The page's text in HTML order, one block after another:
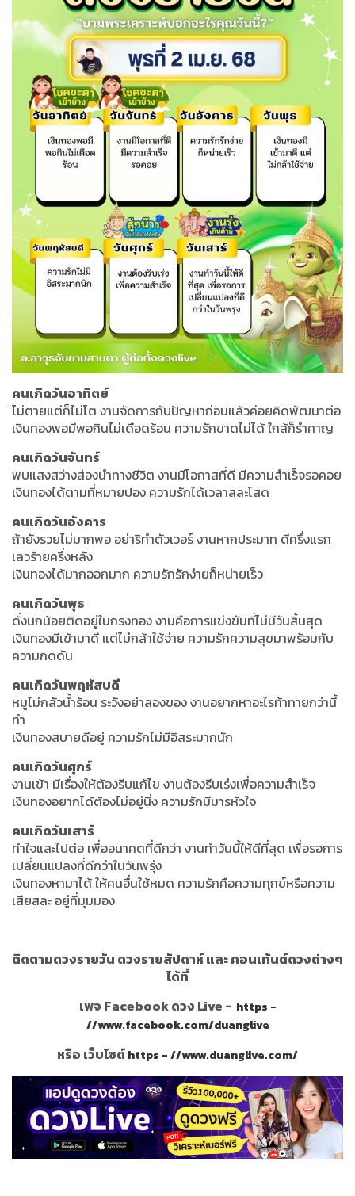
คนเกิดวันอาทิตย์
ไม่ตายแต่ก็ไม่โต งานจัดการกับปัญหาก่อนแล้วค่อยคิดพัฒนาต่อ
เงินทองพอมีพอกินไม่เดือดร้อน ความรักขาดไม่ได้ ใกล้ก็รำคาญ
คนเกิดวันจันทร์
พบแสงสว่างส่องนำทางชีวิต งานมีโอกาสที่ดี มีความสำเร็จรอคอย
เงินทองได้ตามที่หมายปอง ความรักได้เวลาสละโสด
คนเกิดวันอังคาร
ถ้ายังรวยไม่มากพอ อย่าริทำตัวเวอร์ งานหากประมาท ดีครึ่งแรก
เลวร้ายครึ่งหลัง
เงินทองได้มากออกมาก ความรักรักง่ายก็หน่ายเร็ว
คนเกิดวันพุธ
ดั่งนกน้อยติดอยู่ในกรงทอง งานคือการแข่งขันที่ไม่มีวันสิ้นสุด
เงินทองมีเข้ามาดี แต่ไม่กล้าใช้จ่าย ความรักความสุขมาพร้อมกับ
ความกดดัน
คนเกิดวันพฤหัสบดี
หมูไม่กลัวน้ำร้อน ระวังอย่าลองของ งานอยากหาอะไรท้าทายกว่านี้
ทำ
เงินทองสบายดีอยู่ ความรักไม่มีอิสระมากนัก
คนเกิดวันศุกร์
งานเข้า มีเรื่องให้ต้องรีบแก้ไข งานต้องรีบเร่งเพื่อความสำเร็จ
เงินทองอยากได้ต้องไม่อยู่นิ่ง ความรักมีมารหัวใจ
คนเกิดวันเสาร์
ทำใจและไปต่อ เพื่ออนาคตที่ดีกว่า งานทำวันนี้ให้ดีที่สุด เพื่อรอการ
เปลี่ยนแปลงที่ดีกว่าในวันพรุ่ง
เงินทองหามาได้ ให้คนอื่นใช้หมด ความรักคือความทุกข์หรือความ
เสียสละ อยู่ที่มุมมอง
ติดตามดวงรายวัน ดวงรายสัปดาห์ และ คอนเท้นต์ดวงต่างๆ
ได้ที่
เพจ Facebook ดวง Live - https -
//www.facebook.com/duanglive
หรือ เว็บไซต์https - //www.duanglive.com/